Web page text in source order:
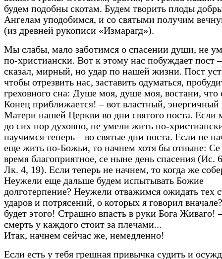
будем подобны скотам. Будем творить плоды
Ангелам уподобимся, и со святыми получим
(из древней рукописи «Измарагд»).
Мы слабы, мало заботимся о спасении души, не
по-христиански. Вот к этому нас побуждает пост
сказал, мирный, но удар по нашей жизни. Пост
чтобы отрезвить нас, заставить одуматься,
греховного сна: Душе моя, душе моя, востани,
Конец приближается! – вот властный, энергичный
Матери нашей Церкви во дни святого поста. Если
до сих пор духовно, не умели жить по-
научимся теперь – во святые дни поста. Если не
еще жить по-Божьи, то начнем хотя бы отныне:
время благоприятное, се ныне день спасения (Ис.
Лк. 4, 19). Если теперь не начнем, то когда же
Неужели еще дальше будем испытывать Божие
долготерпение? Неужели отважимся ожидать тех
ударов и потрясений, о которых я говорил
будет этого! Страшно впасть в руки Бога Живаго!
смерть у каждого стоит за плечами...
Итак, начнем сейчас же, немедленно!
Если есть у тебя грешная привычка судить и